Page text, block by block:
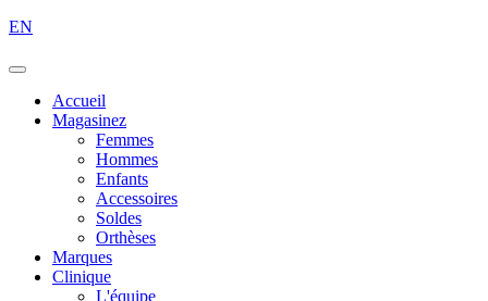
EN
Accueil
Magasinez
Femmes
Hommes
Enfants
Accessoires
Soldes
Orthèses
Marques
Clinique
L'équipe